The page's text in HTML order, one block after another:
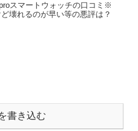
スマートウォッチの口コミ※
壊れるのが早い等の悪評は？
書き込む